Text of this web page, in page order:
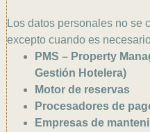
Los datos personales no se
excepto cuando es
PMS – Property
Gestión Hotelera)
Motor de reservas
Procesadores de
Empresas de